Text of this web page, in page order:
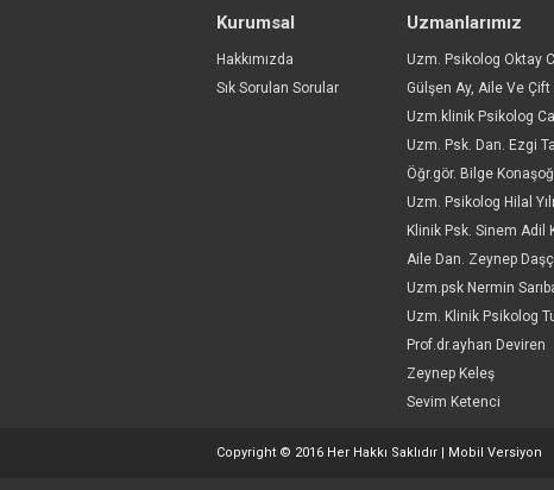
ÇOCUKLARDA OBEZİTE
ANNE - BABA
22 Nisan 2021
Aşırı alışveriş
6 Aralık 2023
https://doi.org/
29 Ağustos 2022
Kurumsal
Hakkımızda
Sık Sorulan Sorular
Uzmanlarımız
Öğr.gör. Bilge
Uzm. Psikolog Hilal
Aile Dan. Zeynep
Uzm.psk Nermin
Prof.dr.ayhan Deviren
Zeynep Keleş
Sevim Ketenci
Copyright © 2016 Her Hakkı Saklıdır | Mobil Versiyon